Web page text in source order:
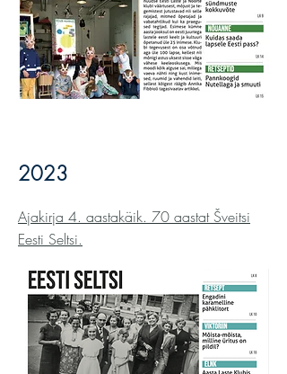
2023
Ajakirja 4. aastakäik. 70 aastat Šveitsi
Eesti Seltsi.